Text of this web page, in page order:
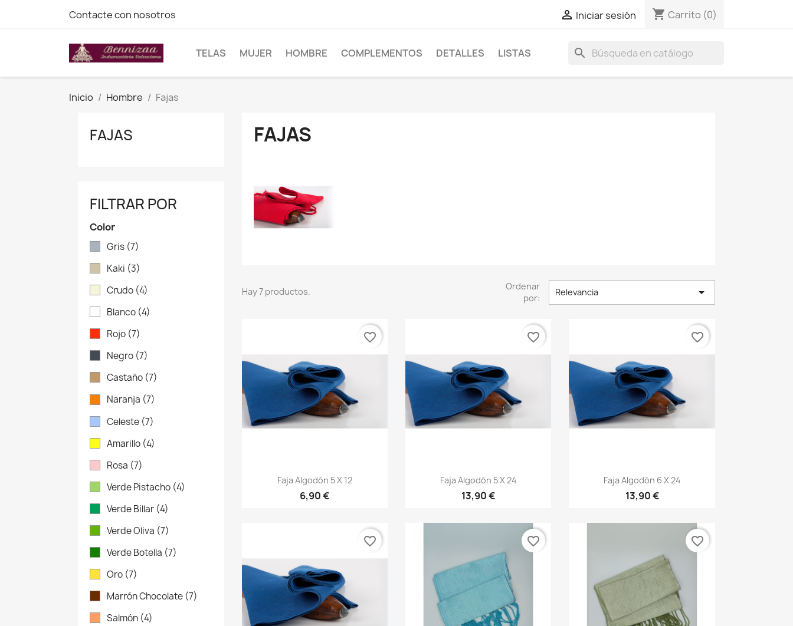
Contacte con nosotros  Iniciar sesión shopping_cart Carrito (0)
TELAS MUJER HOMBRE COMPLEMENTOS DETALLES LISTAS search
Inicio Hombre Fajas
FAJAS
FILTRAR POR
Color
Gris (7)
Kaki (3)
Crudo (4)
Blanco (4)
Rojo (7)
Negro (7)
Castaño (7)
Naranja (7)
Celeste (7)
Amarillo (4)
Rosa (7)
Verde Pistacho (4)
Verde Billar (4)
Verde Oliva (7)
Verde Botella (7)
Oro (7)
Marrón Chocolate (7)
Salmón (4)
FAJAS
Hay 7 productos.
Ordenar
por:
Relevancia 
 Vista rápida
Faja Algodón 5 X 12
6,90 €
favorite_border
 Vista rápida
Faja Algodón 5 X 24
13,90 €
favorite_border
 Vista rápida
Faja Algodón 6 X 24
13,90 €
favorite_border
favorite_border favorite_border favorite_border